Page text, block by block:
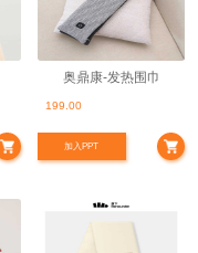
奥鼎康-发热围巾
199.00
加入PPT